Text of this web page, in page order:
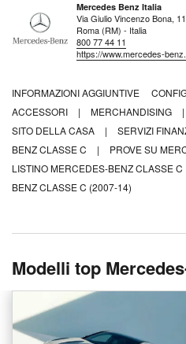
Mercedes Benz Italia
Via Giulio Vincenzo Bona,
Roma (RM) - Italia
800 77 44 11
https://www.mercedes-
INFORMAZIONI AGGIUNTIVE
ACCESSORI
| MERCHANDISING |
SITO DELLA CASA
| SERVIZI
BENZ CLASSE C
| PROVE SU
LISTINO MERCEDES-BENZ CLASSE C
BENZ CLASSE C (2007-14)
Modelli top